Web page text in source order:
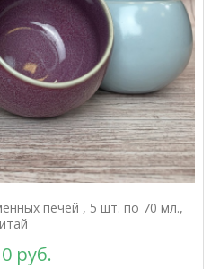
печей , 5 шт. по 70 мл.,
руб.